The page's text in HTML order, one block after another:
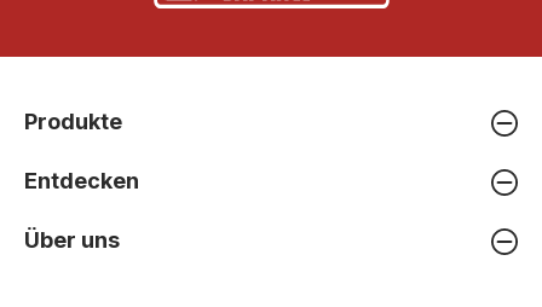
Produkte
Entdecken
Über uns